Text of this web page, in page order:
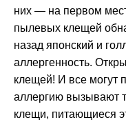
них — на первом
пылевых клещей
назад японский и
аллергенность.
клещей! И все могут
аллергию вызывают
клещи, питающиеся